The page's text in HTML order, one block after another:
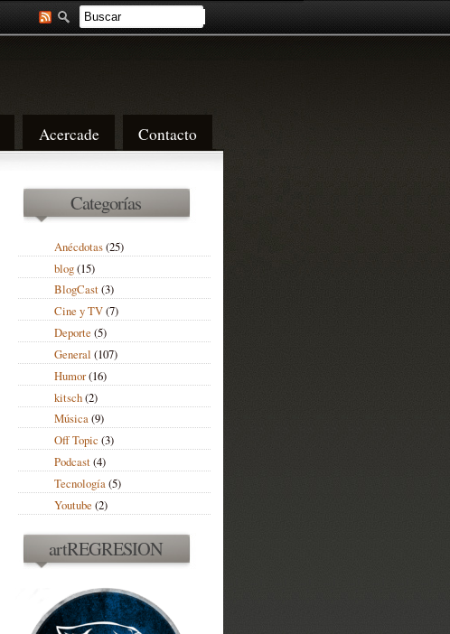
Acercade Contacto
Categorías
Anécdotas(25)
blog(15)
BlogCast(3)
Cine y TV(7)
Deporte (5)
General (107)
Humor(16)
kitsch(2)
Música(9)
Off Topic (3)
Podcast(4)
Tecnología(5)
Youtube (2)
artREGRESION